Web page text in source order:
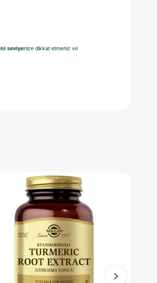
seviyenize dikkat etmeniz ve